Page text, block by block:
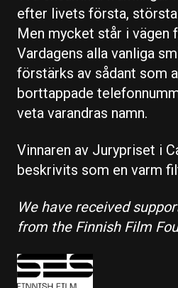
efter livets första, största
Men mycket står i vägen
Vardagens alla vanliga
förstärks av sådant som
borttappade
veta varandras namn.
Vinnaren av Jurypriset i
beskrivits som en varm
We have received
from the Finnish Film